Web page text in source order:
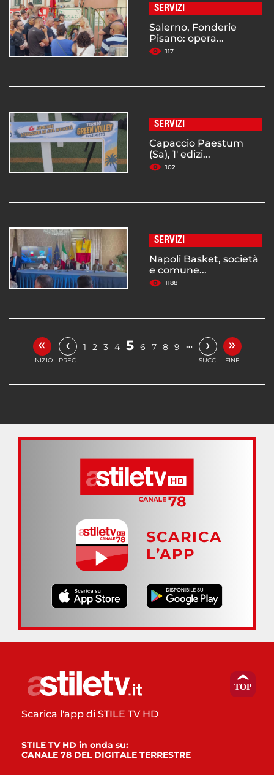
SERVIZI
Salerno, Fonderie
Pisano: opera...
117
SERVIZI
Capaccio Paestum
(Sa), 1' edizi...
102
SERVIZI
Napoli Basket, società
e comune...
1188
«
INIZIO
‹
PREC.
1 2 3 4 5 6 7 8 9 … ›
SUCC.
»
FINE
SCARICA
L’APP
Scarica l'app di STILE TV HD
STILE TV HD in onda su:
CANALE 78 DEL DIGITALE TERRESTRE